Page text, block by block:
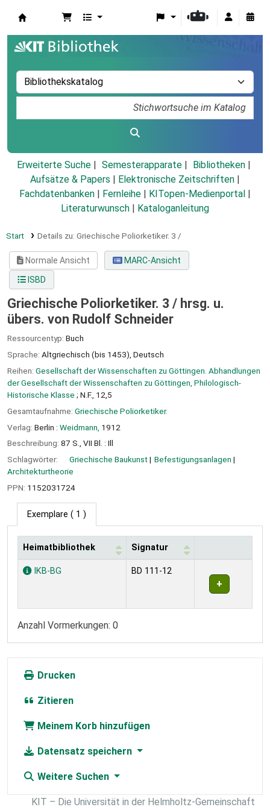
Erweiterte Suche Semesterapparate
Bibliotheken
Aufsätze & Papers
Elektronische Zeitschriften
Fachdatenbanken
Fernleihe KITopen-Medienportal
Literaturwunsch
Kataloganleitung
Start Details zu: Griechische Poliorketiker. 3 /
Normale Ansicht
MARC-Ansicht
ISBD
Griechische Poliorketiker. 3 / hrsg. u.
übers. von Rudolf Schneider
Ressourcentyp: Buch
Sprache: Altgriechisch (bis 1453) Deutsch
Reihen: Gesellschaft der Wissenschaften zu Göttingen. Abhandlungen
der Gesellschaft der Wissenschaften zu Göttingen, Philologisch-
Historische Klasse ; N.F., 12,5
Gesamtaufnahme: Griechische Poliorketiker.
Verlag: Berlin : Weidmann, 1912
Beschreibung: 87 S., VII Bl. : Ill
Schlagwörter:
Griechische Baukunst
Befestigungsanlagen
Architekturtheorie
PPN: 1152031724
Exemplare ( 1 )
Exemplare
Heimatbibliothek Signatur
IKB-BG BD 111-12
Anzahl Vormerkungen: 0
Drucken
Zitieren
Meinem Korb hinzufügen
Datensatz speichern
Weitere Suchen
KIT – Die Universität in der Helmholtz-Gemeinschaft